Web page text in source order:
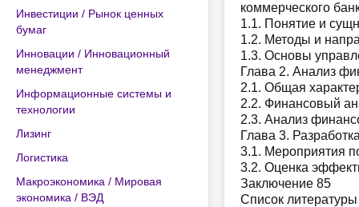
Инвестиции / Рынок ценных
бумаг
Инновации / Инновационный
менеджмент
Информационные системы и
технологии
Лизинг
Логистика
Макроэкономика / Мировая
экономика / ВЭД
коммерческого
1.1. Понятие и
1.2. Методы и
1.3. Основы
Глава 2. Анализ
2.1. Общая
2.2. Финансовый
2.3. Анализ
Глава 3.
3.1. Мероприятия
3.2. Оценка
Заключение 85
Список